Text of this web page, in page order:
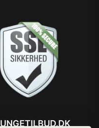
UNGETILBUD.DK